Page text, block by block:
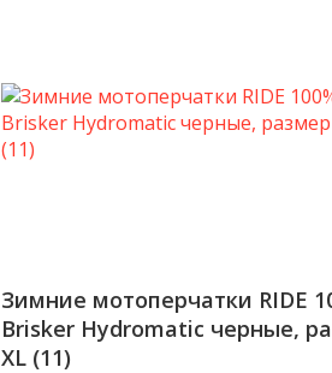
Зимние мотоперчатки RIDE
Brisker Hydromatic черные,
XL (11)